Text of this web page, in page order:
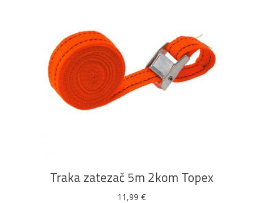
Traka zatezač 5m 2kom Topex
11,99 €